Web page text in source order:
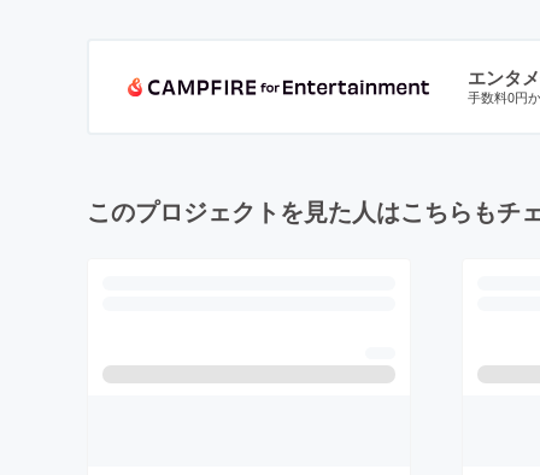
エンタ
手数料0円
このプロジェクトを見た人はこちらもチ